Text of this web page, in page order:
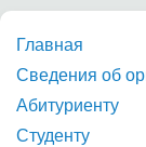
Главная
Сведения об
Абитуриенту
Студенту